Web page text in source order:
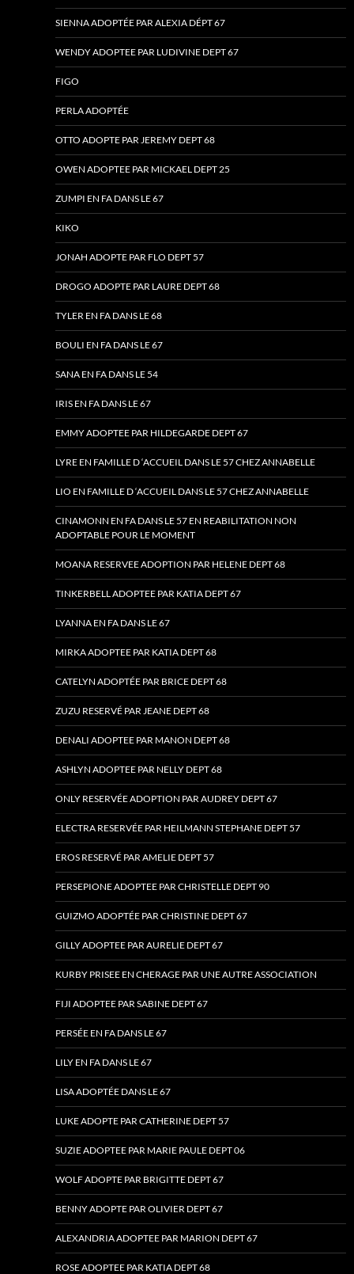
SIENNA ADOPTÉE PAR ALEXIA DÉPT 67
WENDY ADOPTEE PAR LUDIVINE DEPT 67
FIGO
PERLA ADOPTÉE
OTTO ADOPTE PAR JEREMY DEPT 68
OWEN ADOPTEE PAR MICKAEL DEPT 25
ZUMPI EN FA DANS LE 67
KIKO
JONAH ADOPTE PAR FLO DEPT 57
DROGO ADOPTE PAR LAURE DEPT 68
TYLER EN FA DANS LE 68
BOULI EN FA DANS LE 67
SANA EN FA DANS LE 54
IRIS EN FA DANS LE 67
EMMY ADOPTEE PAR HILDEGARDE DEPT 67
LYRE EN FAMILLE D ‘ACCUEIL DANS LE 57 CHEZ ANNABELLE
LIO EN FAMILLE D ‘ACCUEIL DANS LE 57 CHEZ ANNABELLE
CINAMONN EN FA DANS LE 57 EN REABILITATION NON
ADOPTABLE POUR LE MOMENT
MOANA RESERVEE ADOPTION PAR HELENE DEPT 68
TINKERBELL ADOPTEE PAR KATIA DEPT 67
LYANNA EN FA DANS LE 67
MIRKA ADOPTEE PAR KATIA DEPT 68
CATELYN ADOPTÉE PAR BRICE DEPT 68
ZUZU RESERVÉ PAR JEANE DEPT 68
DENALI ADOPTEE PAR MANON DEPT 68
ASHLYN ADOPTEE PAR NELLY DEPT 68
ONLY RESERVÉE ADOPTION PAR AUDREY DEPT 67
ELECTRA RESERVÉE PAR HEILMANN STEPHANE DEPT 57
EROS RESERVÉ PAR AMELIE DEPT 57
PERSEPIONE ADOPTEE PAR CHRISTELLE DEPT 90
GUIZMO ADOPTÉE PAR CHRISTINE DEPT 67
GILLY ADOPTEE PAR AURELIE DEPT 67
KURBY PRISEE EN CHERAGE PAR UNE AUTRE ASSOCIATION
FIJI ADOPTEE PAR SABINE DEPT 67
PERSÉE EN FA DANS LE 67
LILY EN FA DANS LE 67
LISA ADOPTÉE DANS LE 67
LUKE ADOPTE PAR CATHERINE DEPT 57
SUZIE ADOPTEE PAR MARIE PAULE DEPT 06
WOLF ADOPTE PAR BRIGITTE DEPT 67
BENNY ADOPTE PAR OLIVIER DEPT 67
ALEXANDRIA ADOPTEE PAR MARION DEPT 67
ROSE ADOPTEE PAR KATIA DEPT 68